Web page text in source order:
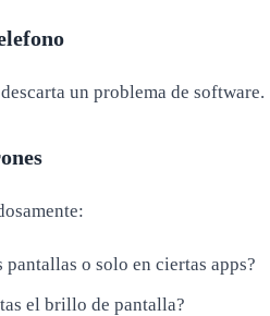
un problema de software.
pantallas o solo en ciertas apps?
el brillo de pantalla?